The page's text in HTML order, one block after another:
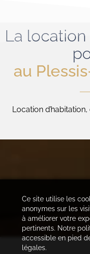
La
au
Location
Ce site utilise les
anonymes sur les
à améliorer votre
pertinents. Notre
accessible en pied
légales.